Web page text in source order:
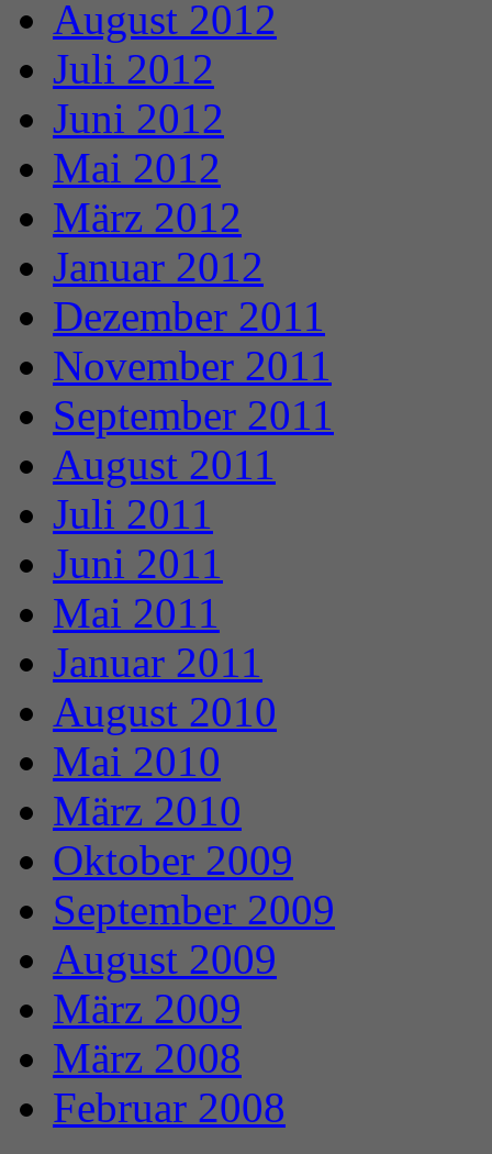
August 2012
Juli 2012
Juni 2012
Mai 2012
März 2012
Januar 2012
Dezember 2011
November 2011
September 2011
August 2011
Juli 2011
Juni 2011
Mai 2011
Januar 2011
August 2010
Mai 2010
März 2010
Oktober 2009
September 2009
August 2009
März 2009
März 2008
Februar 2008